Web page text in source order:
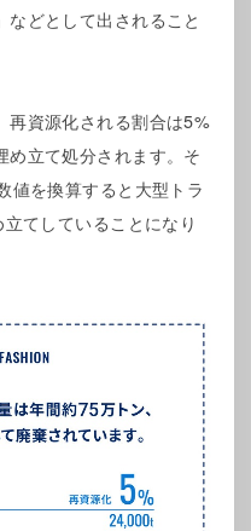
どとして出されること
再資源化される割合は5%
め立て処分されます。そ
値を換算すると大型トラ
てしていることになり